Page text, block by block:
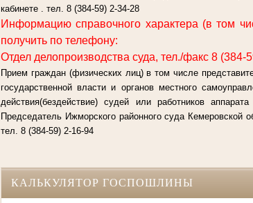
кабинете . тел. 8 (384-59) 2-34-28
Информацию справочного характера (в том
получить по телефону:
Отдел делопроизводства суда, тел./факс 8 (384-
Прием граждан (физических лиц) в том числе
государственной власти и органов местного
действия(бездействие) судей или работников
Председатель Ижморского районного суда Кемеровской
тел. 8 (384-59) 2-16-94
КАЛЬКУЛЯТОР ГОСПОШЛИНЫ